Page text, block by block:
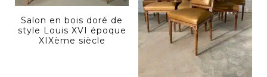
Salon en bois doré de
style Louis XVI époque
XIXème siècle